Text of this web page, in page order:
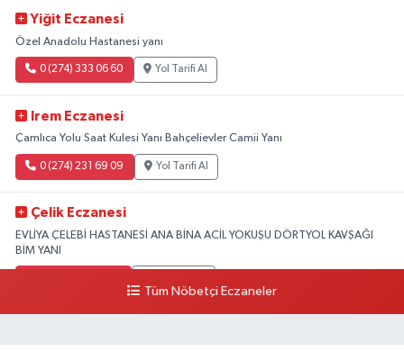
Yiğit Eczanesi
Özel Anadolu Hastanesi yanı
0 (274) 333 06 60 Yol Tarifi Al
Irem Eczanesi
Çamlıca Yolu Saat Kulesi Yanı Bahçelievler Camii Yanı
0 (274) 231 69 09 Yol Tarifi Al
Çelik Eczanesi
EVLİYA ÇELEBİ HASTANESİ ANA BİNA ACİL YOKUŞU DÖRTYOL KAVŞAĞI
BİM YANI
Tüm Nöbetçi Eczaneler